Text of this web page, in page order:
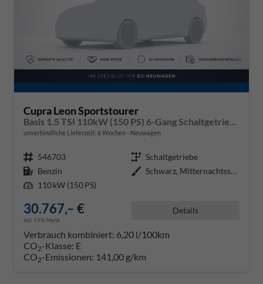
Cupra Leon Sportstourer
unverbindliche Lieferzeit: 6 Wochen Neuwagen
Fahrzeugnr. 546703 Getriebe Schaltgetriebe
Kraftstoff Benzin Außenfarbe
Schwarz, Mitternachtsschwarz (0E
Leistung 110 kW (150 PS)
30.767,– €
incl. 19% MwSt.
Details
Verbrauch kombiniert: 6,20 l/100km
CO2-Klasse: E
CO2-Emissionen: 141,00 g/km